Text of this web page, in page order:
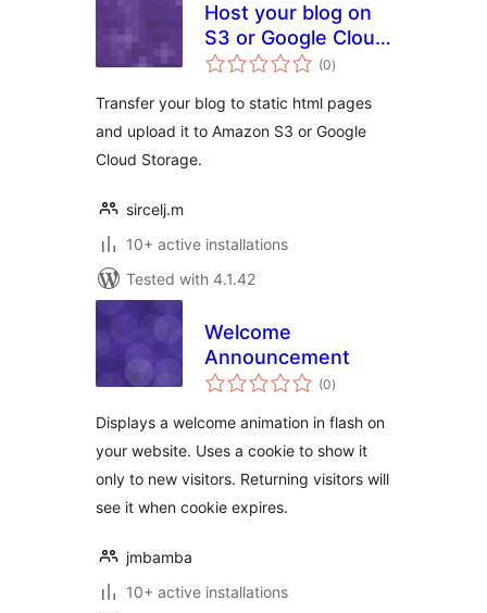
Host your blog on
S3 or Google Cloud
Storage
(0total
ratings
)
Transfer your blog to static html pages
and upload it to Amazon S3 or Google
Cloud Storage.
sircelj.m
10+ active installations
Tested with 4.1.42
Welcome
Announcement
(0total
ratings
)
Displays a welcome animation in flash on
your website. Uses a cookie to show it
only to new visitors. Returning visitors will
see it when cookie expires.
jmbamba
10+ active installations